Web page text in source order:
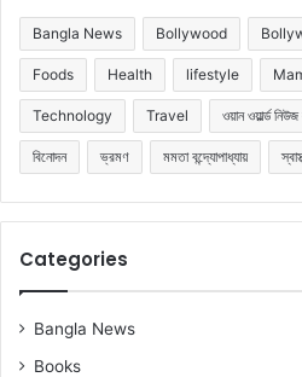
Bangla News Bollywood
Foods Health lifestyle
Technology Travel ওয়ান ওয়ার্ল্ড নিউজ
বিনোদন ভ্রমণ মমতা বন্দ্যোপাধ্যায়
Categories
Bangla News
Books